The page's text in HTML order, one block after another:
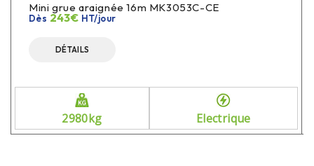
Mini grue araignée 16m MK3053C-CE
Dès 243€ HT/jour
DÉTAILS
2980kg Electrique